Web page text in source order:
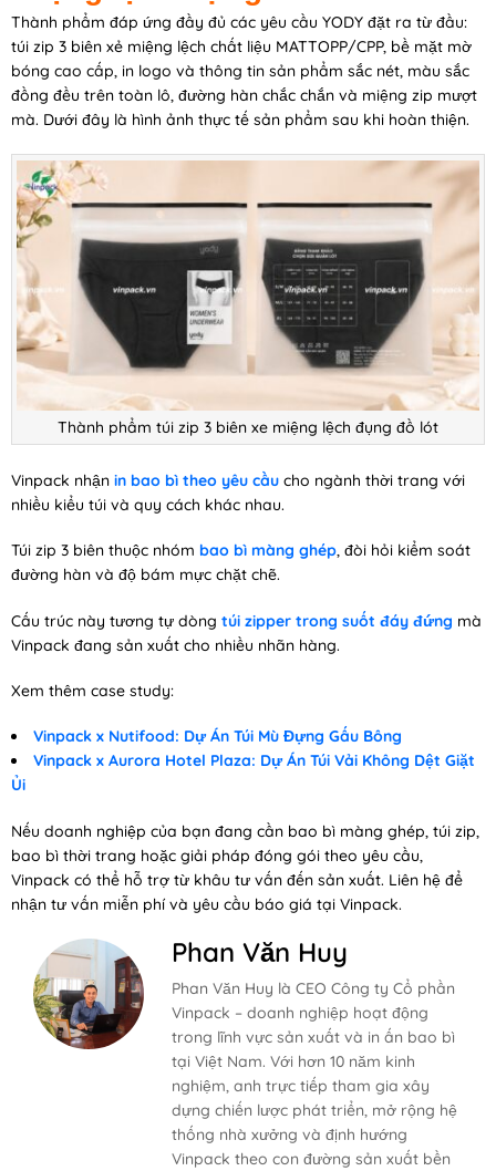
Thành phẩm đáp ứng đầy đủ các yêu cầu YODY đặt ra từ đầu:
túi zip 3 biên xẻ miệng lệch chất liệu MATTOPP/CPP, bề mặt mờ
bóng cao cấp, in logo và thông tin sản phẩm sắc nét, màu sắc
đồng đều trên toàn lô, đường hàn chắc chắn và miệng zip mượt
mà. Dưới đây là hình ảnh thực tế sản phẩm sau khi hoàn thiện.
Thành phẩm túi zip 3 biên xe miệng lệch đụng đồ lót
Vinpack nhận in bao bì theo yêu cầu cho ngành thời trang với
nhiều kiểu túi và quy cách khác nhau.
Túi zip 3 biên thuộc nhóm bao bì màng ghép, đòi hỏi kiểm soát
đường hàn và độ bám mực chặt chẽ.
Cấu trúc này tương tự dòng túi zipper trong suốt đáy đứng mà
Vinpack đang sản xuất cho nhiều nhãn hàng.
Xem thêm case study:
Vinpack x Nutifood: Dự Án Túi Mù Đựng Gấu Bông
Vinpack x Aurora Hotel Plaza: Dự Án Túi Vải Không Dệt Giặt
Ủi
Nếu doanh nghiệp của bạn đang cần bao bì màng ghép, túi zip,
bao bì thời trang hoặc giải pháp đóng gói theo yêu cầu,
Vinpack có thể hỗ trợ từ khâu tư vấn đến sản xuất. Liên hệ để
nhận tư vấn miễn phí và yêu cầu báo giá tại Vinpack.
Phan Văn Huy
Phan Văn Huy là CEO Công ty Cổ phần
Vinpack – doanh nghiệp hoạt động
trong lĩnh vực sản xuất và in ấn bao bì
tại Việt Nam. Với hơn 10 năm kinh
nghiệm, anh trực tiếp tham gia xây
dựng chiến lược phát triển, mở rộng hệ
thống nhà xưởng và định hướng
Vinpack theo con đường sản xuất bền